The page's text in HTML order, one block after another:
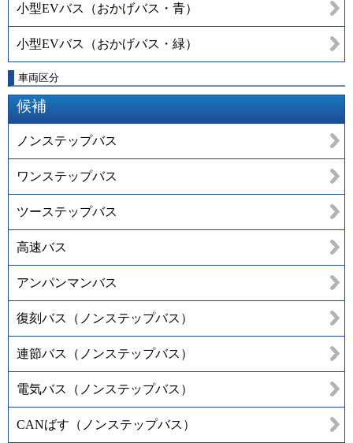
小型EVバス（おかげバス・青）
小型EVバス（おかげバス・緑）
車両区分
候補
ノンステップバス
ワンステップバス
ツーステップバス
高速バス
アンパンマンバス
復刻バス（ノンステップバス）
連節バス（ノンステップバス）
電気バス（ノンステップバス）
CANばす（ノンステップバス）